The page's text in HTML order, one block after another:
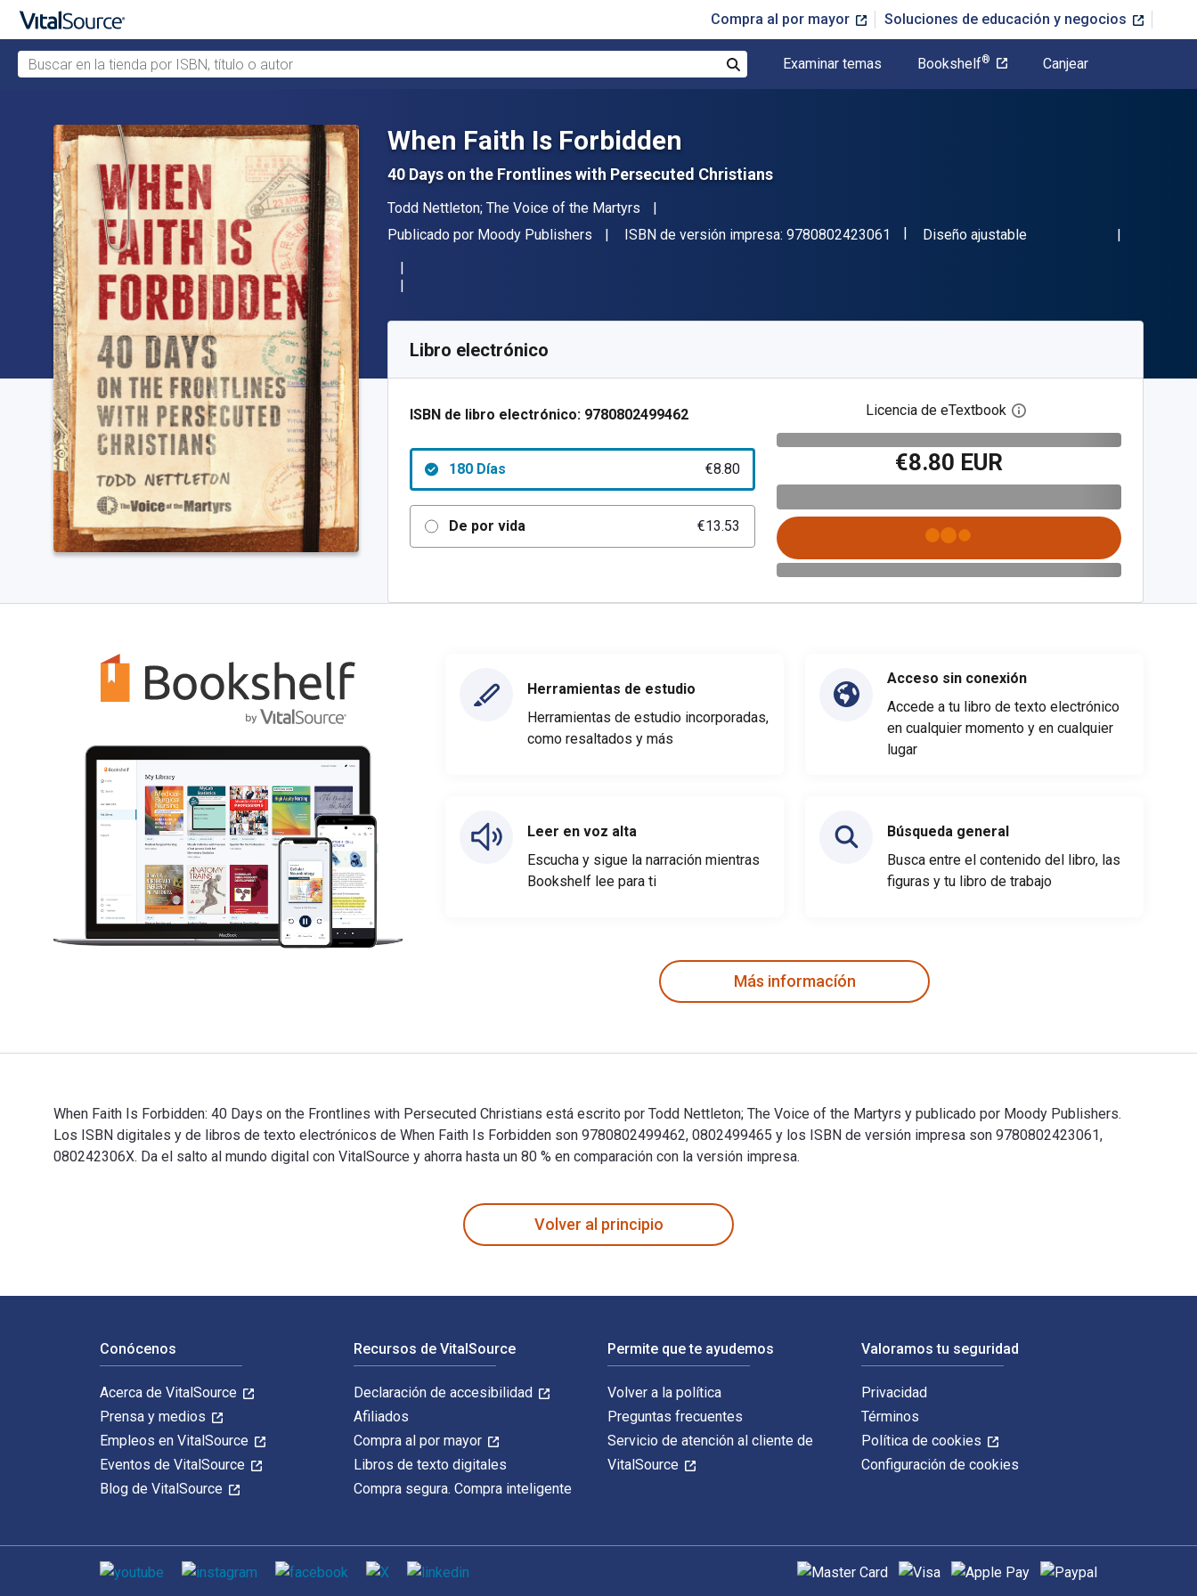
Compra al por mayor Soluciones de educación y negocios
Buscar en la tienda por ISBN, título o autor
Examinar temas Bookshelf® Canjear
When Faith Is Forbidden
40 Days on the Frontlines with Persecuted Christians
Autor(es)
Todd Nettleton; The Voice of the Martyrs
Editorial
Publicado por Moody Publishers ISBN de versión impresa: 9780802423061 "ISBN-13 9780802423061"
Formato
Diseño ajustable
Código de referencia:
Libro electrónico
ISBN de libro electrónico: 9780802499462
180 Días €8.80
De por vida €13.53
Licencia de eTextbook Abre el cuadro de diálogo
€8.80 EUR
Herramientas de estudio
Herramientas de estudio incorporadas,
como resaltados y más
Leer en voz alta
Escucha y sigue la narración mientras
Bookshelf lee para ti
Acceso sin conexión
Accede a tu libro de texto electrónico
en cualquier momento y en cualquier
lugar
Búsqueda general
Busca entre el contenido del libro, las
figuras y tu libro de trabajo
Más informacíón
When Faith Is Forbidden: 40 Days on the Frontlines with Persecuted Christians está escrito por Todd Nettleton; The Voice of the Martyrs y publicado por Moody Publishers.
Los ISBN digitales y de libros de texto electrónicos de When Faith Is Forbidden son 9780802499462, 0802499465 y los ISBN de versión impresa son 9780802423061,
080242306X. Da el salto al mundo digital con VitalSource y ahorra hasta un 80 % en comparación con la versión impresa.
Volver al principio
Conócenos
Acerca de VitalSource
Prensa y medios
Empleos en VitalSource
Eventos de VitalSource
Blog de VitalSource
Recursos de VitalSource
Declaración de accesibilidad
Afiliados
Compra al por mayor
Libros de texto digitales
Compra segura. Compra inteligente
Permite que te ayudemos
Volver a la política
Preguntas frecuentes
Servicio de atención al cliente de
VitalSource
Valoramos tu seguridad
Privacidad
Términos
Política de cookies
Configuración de cookies
Medios de comunicación social Métodos de pago admitidos